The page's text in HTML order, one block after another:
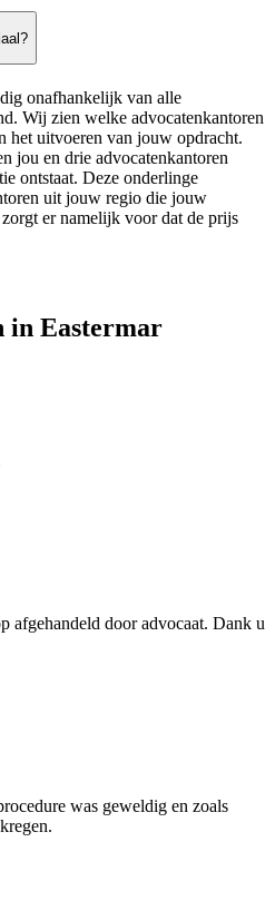
onafhankelijk van alle
Wij zien welke advocatenkantoren
het uitvoeren van jouw opdracht.
jou en drie advocatenkantoren
ontstaat. Deze onderlinge
uit jouw regio die jouw
er namelijk voor dat de prijs
in Eastermar
afgehandeld door advocaat. Dank u
was geweldig en zoals